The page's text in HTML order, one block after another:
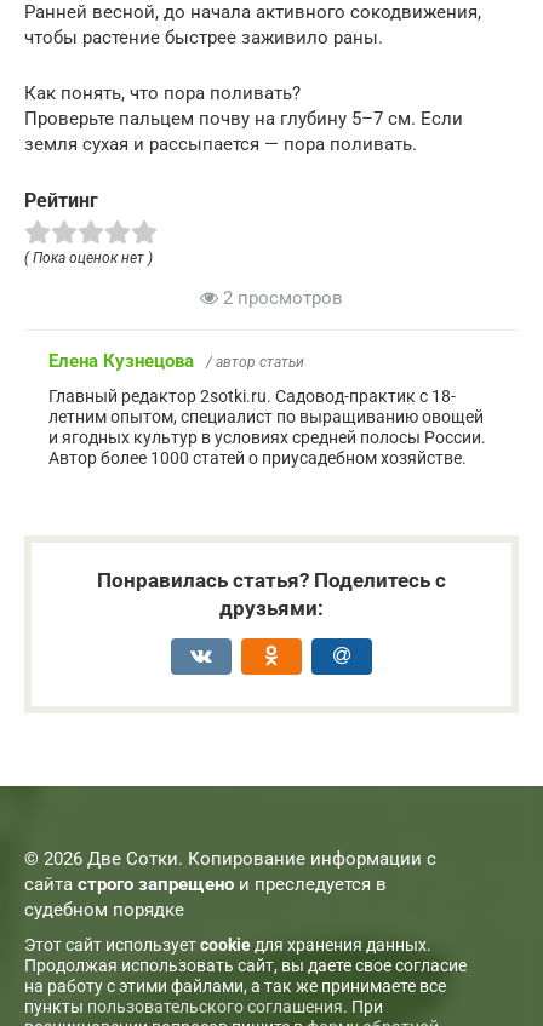
Ранней весной, до начала активного сокодвижения,
чтобы растение быстрее заживило раны.
Как понять, что пора поливать?
Проверьте пальцем почву на глубину 5–7 см. Если
земля сухая и рассыпается — пора поливать.
Рейтинг
( Пока оценок нет )
2 просмотров
Елена Кузнецова / автор статьи
Главный редактор 2sotki.ru. Садовод-практик с 18-
летним опытом, специалист по выращиванию овощей
и ягодных культур в условиях средней полосы России.
Автор более 1000 статей о приусадебном хозяйстве.
Понравилась статья? Поделитесь с
друзьями:
© 2026 Две Сотки. Копирование информации с
сайта строго запрещено и преследуется в
судебном порядке
Этот сайт используетcookie для хранения данных.
Продолжая использовать сайт, вы даете свое согласие
на работу с этими файлами, а так же принимаете все
пункты пользовательского соглашения. При